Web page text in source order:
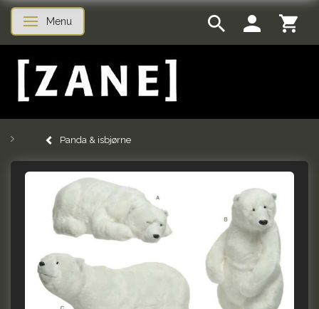
Skifte navigation
Menu
Panda & isbjørne